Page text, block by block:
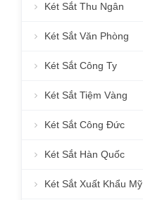
Két Sắt Thu Ngân
Két Sắt Văn Phòng
Két Sắt Công Ty
Két Sắt Tiệm Vàng
Két Sắt Công Đức
Két Sắt Hàn Quốc
Két Sắt Xuất Khẩu Mỹ